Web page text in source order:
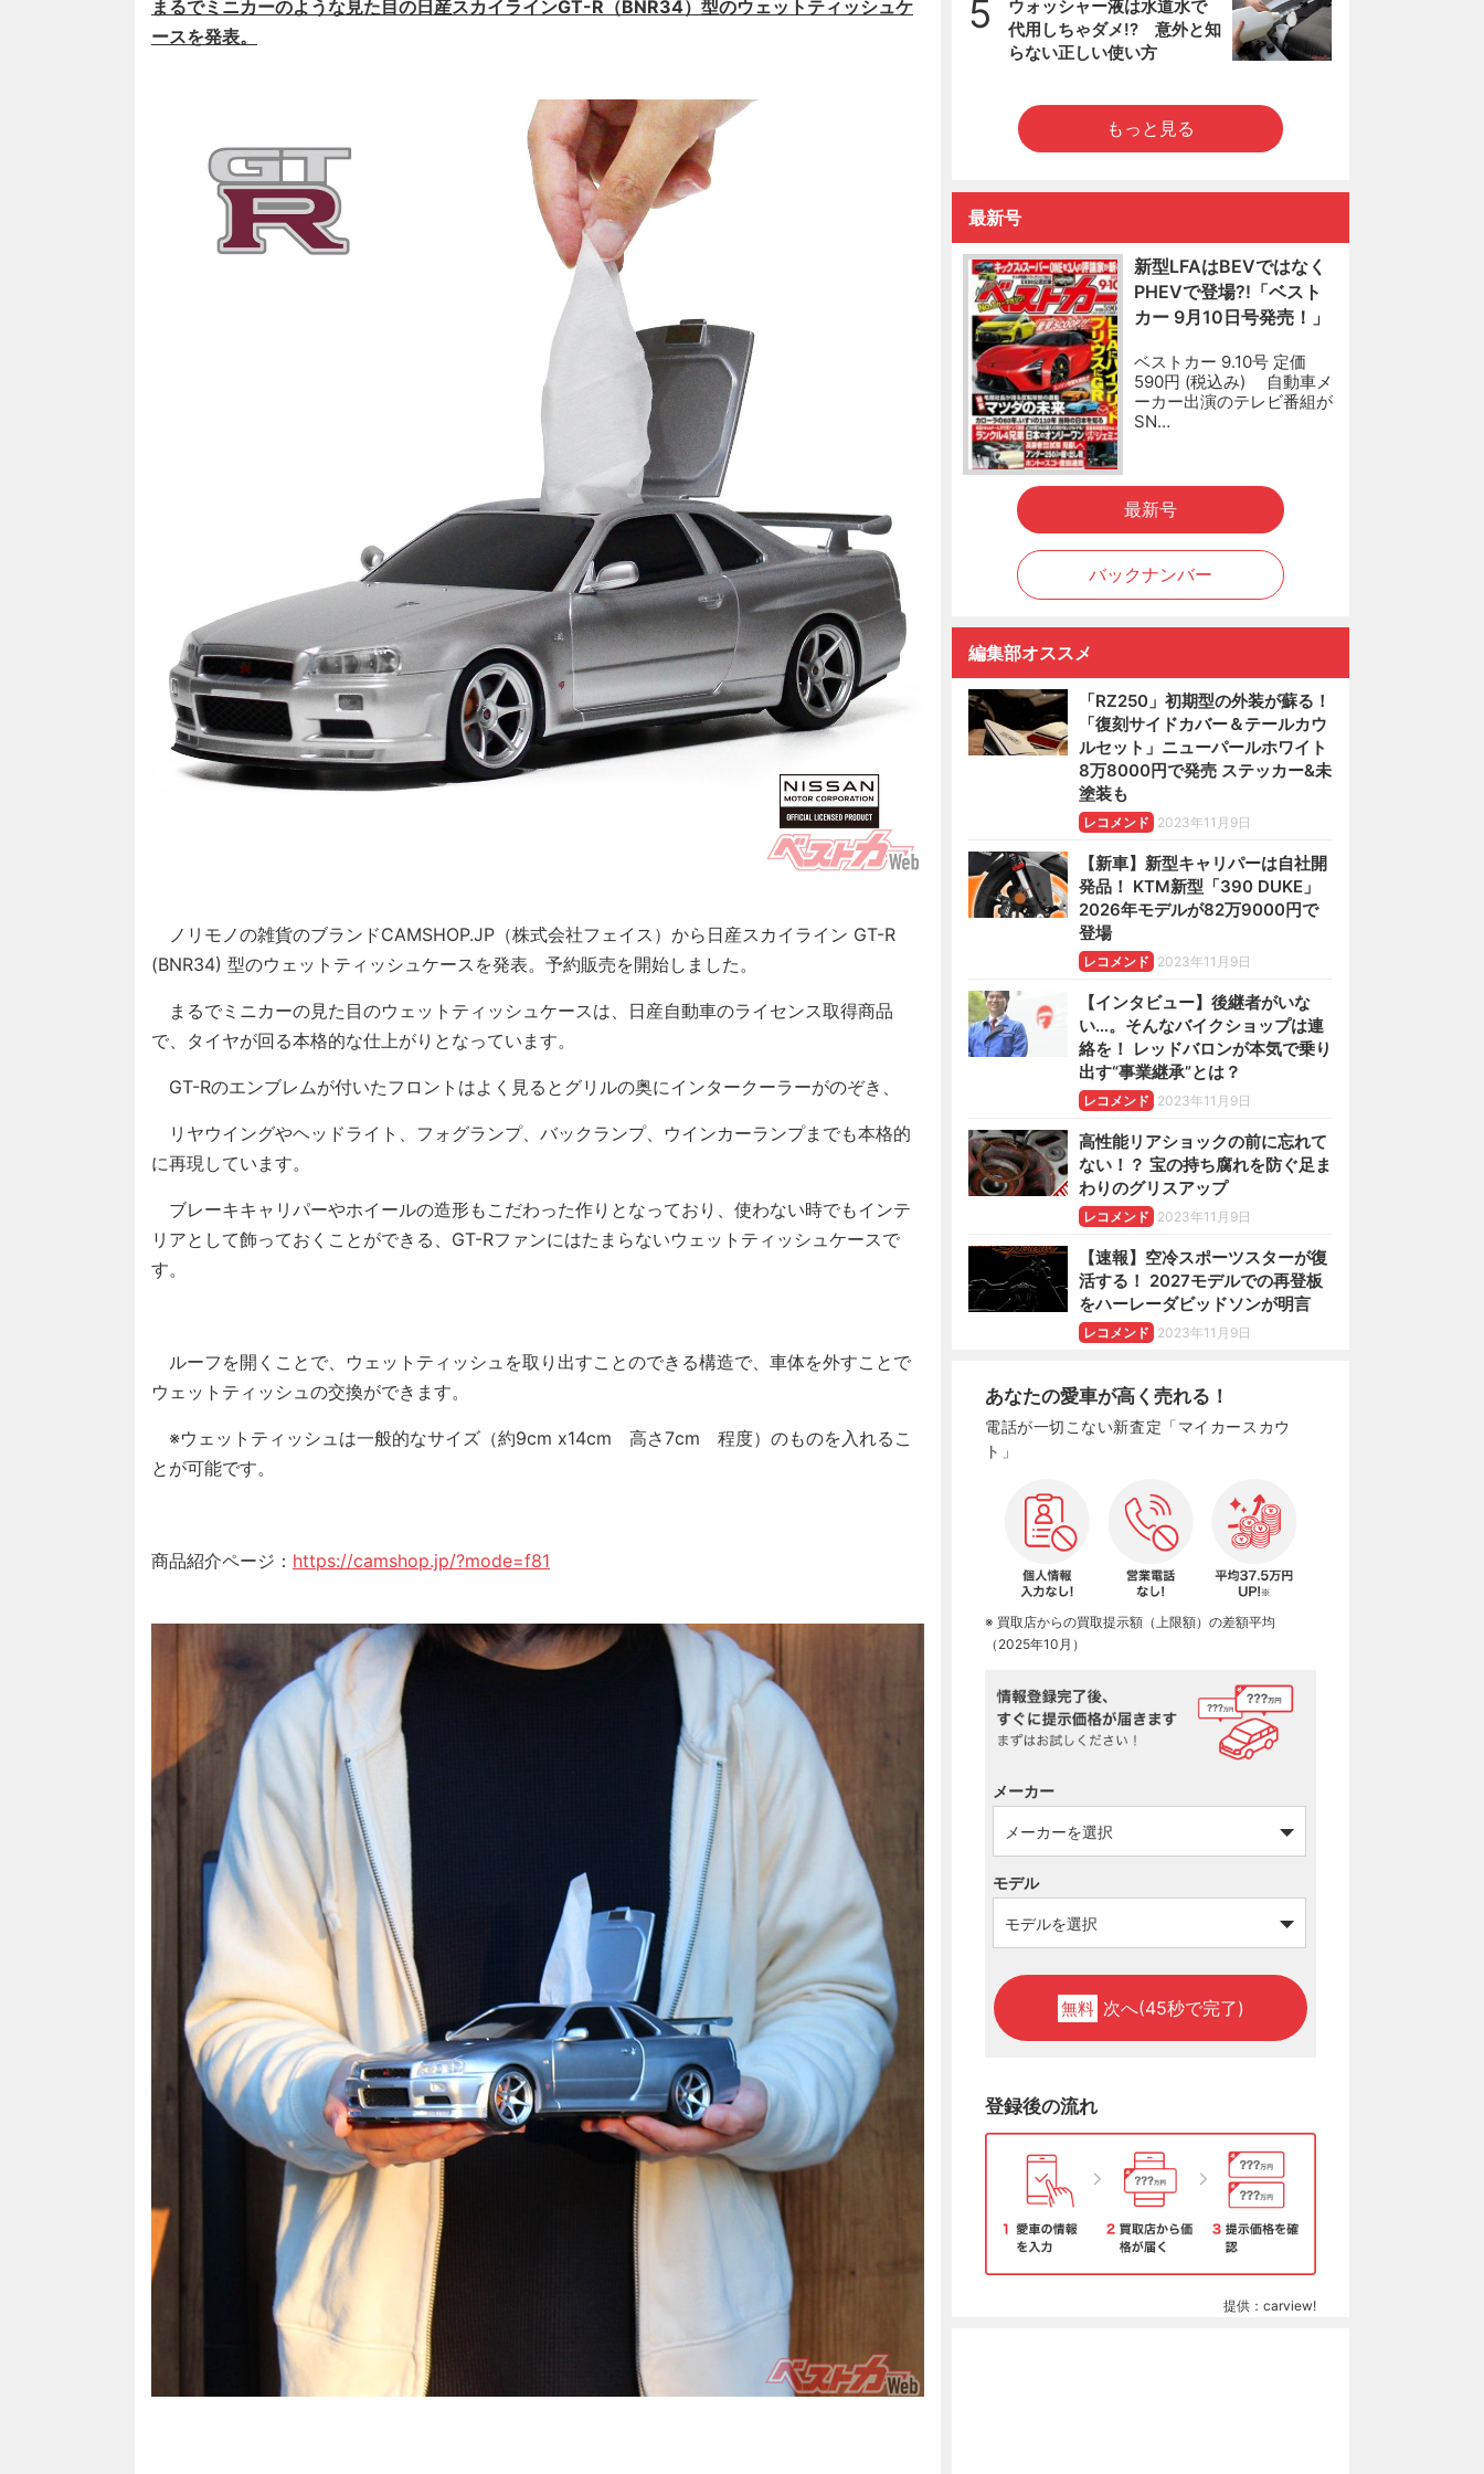
まるでミニカーのような見た目の日産スカイラインGT-R（BNR34）型のウェットティッシュケ
ースを発表。
ノリモノの雑貨のブランドCAMSHOP.JP（株式会社フェイス）から日産スカイライン GT-R
(BNR34) 型のウェットティッシュケースを発表。予約販売を開始しました。
まるでミニカーの見た目のウェットティッシュケースは、日産自動車のライセンス取得商品
で、タイヤが回る本格的な仕上がりとなっています。
GT-Rのエンブレムが付いたフロントはよく見るとグリルの奥にインタークーラーがのぞき、
リヤウイングやヘッドライト、フォグランプ、バックランプ、ウインカーランプまでも本格的
に再現しています。
ブレーキキャリパーやホイールの造形もこだわった作りとなっており、使わない時でもインテ
リアとして飾っておくことができる、GT-Rファンにはたまらないウェットティッシュケースで
す。
ルーフを開くことで、ウェットティッシュを取り出すことのできる構造で、車体を外すことで
ウェットティッシュの交換ができます。
※ウェットティッシュは一般的なサイズ（約9cm x14cm 高さ7cm 程度）のものを入れるこ
とが可能です。
商品紹介ページ： https://camshop.jp/?mode=f81
5
ウォッシャー液は水道水で
代用しちゃダメ!? 意外と知
らない正しい使い方
もっと見る
最新号
新型LFAはBEVではなく
PHEVで登場?!「ベスト
カー 9月10日号発売！」
ベストカー 9.10号 定価
590円 (税込み) 自動車メ
ーカー出演のテレビ番組が
SN…
最新号
バックナンバー
編集部オススメ
「RZ250」初期型の外装が蘇る！
「復刻サイドカバー＆テールカウ
ルセット」ニューパールホワイト
8万8000円で発売 ステッカー&未
塗装も
レコメンド 2023年11月9日
【新車】新型キャリパーは自社開
発品！ KTM新型「390 DUKE」
2026年モデルが82万9000円で
登場
レコメンド 2023年11月9日
【インタビュー】後継者がいな
い…。そんなバイクショップは連
絡を！ レッドバロンが本気で乗り
出す“事業継承”とは？
レコメンド 2023年11月9日
高性能リアショックの前に忘れて
ない！？ 宝の持ち腐れを防ぐ足ま
わりのグリスアップ
レコメンド 2023年11月9日
【速報】空冷スポーツスターが復
活する！ 2027モデルでの再登板
をハーレーダビッドソンが明言
レコメンド 2023年11月9日
あなたの愛車が高く売れる！
電話が一切こない新査定「マイカースカウ
ト」
※ 買取店からの買取提示額（上限額）の差額平均
（2025年10月）
メーカー
モデル
無料 次へ(45秒で完了)
登録後の流れ
提供：carview!